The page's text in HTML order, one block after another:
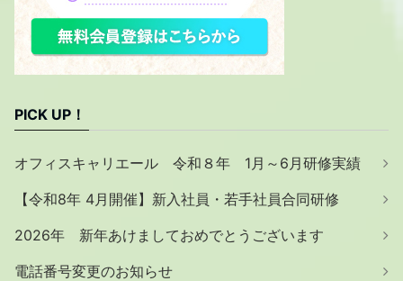
PICK UP！
オフィスキャリエール 令和８年 1月～6月研修実績
【令和8年 4月開催】新入社員・若手社員合同研修
2026年 新年あけましておめでとうございます
電話番号変更のお知らせ